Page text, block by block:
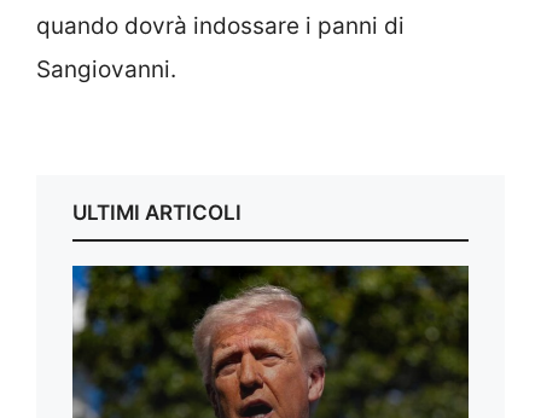
quando dovrà indossare i panni di
Sangiovanni.
ULTIMI ARTICOLI